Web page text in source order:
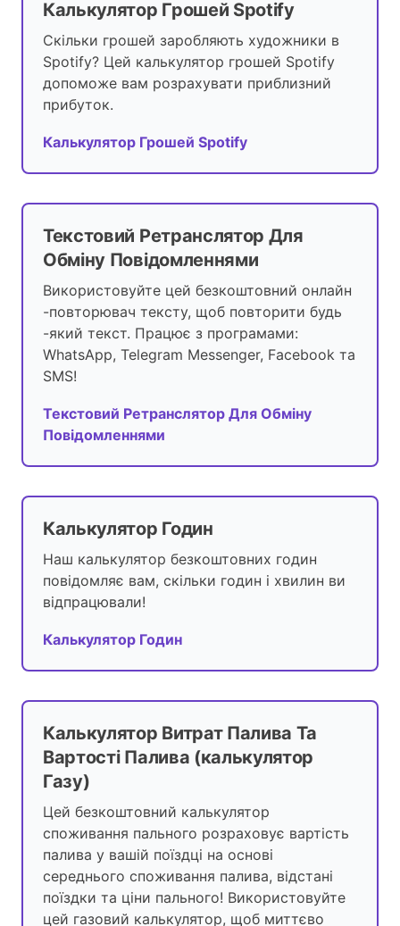
Калькулятор Грошей Spotify
Скільки грошей заробляють художники в
Spotify? Цей калькулятор грошей Spotify
допоможе вам розрахувати приблизний
прибуток.
Калькулятор Грошей Spotify
Текстовий Ретранслятор Для
Обміну Повідомленнями
Використовуйте цей безкоштовний онлайн
-повторювач тексту, щоб повторити будь
-який текст. Працює з програмами:
WhatsApp, Telegram Messenger, Facebook та
SMS!
Текстовий Ретранслятор Для Обміну
Повідомленнями
Калькулятор Годин
Наш калькулятор безкоштовних годин
повідомляє вам, скільки годин і хвилин ви
відпрацювали!
Калькулятор Годин
Калькулятор Витрат Палива Та
Вартості Палива (калькулятор
Газу)
Цей безкоштовний калькулятор
споживання пального розраховує вартість
палива у вашій поїздці на основі
середнього споживання палива, відстані
поїздки та ціни пального! Використовуйте
цей газовий калькулятор, щоб миттєво